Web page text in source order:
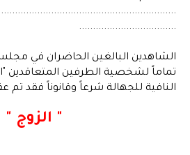
...................................
الشاهدين البالغين الحاضران في
تماماً لشخصية الطرفين المتعاقدين
النافية للجهالة شرعاً وقانوناً فقد تم
" الزوج "